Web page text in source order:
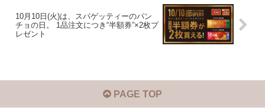
10月10日(火)は、スパゲッティーのパン
チョの日。 1品注文につき“半額券”×2枚プ
レゼント
PAGE TOP